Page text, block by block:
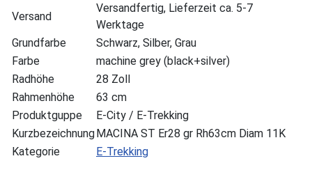
Versand
Versandfertig, Lieferzeit ca. 5-7
Werktage
Grundfarbe
Schwarz, Silber, Grau
Farbe
machine grey (black+silver)
Radhöhe
28 Zoll
Rahmenhöhe
63 cm
Produktguppe
E-City / E-Trekking
KurzbezeichnungMACINA ST Er28 gr Rh63cm Diam 11K
Kategorie
E-Trekking